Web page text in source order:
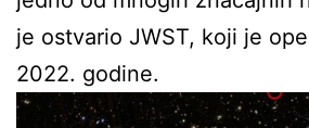
je ostvario JWST, koji je
2022. godine.